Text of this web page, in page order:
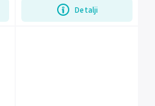
Detalji